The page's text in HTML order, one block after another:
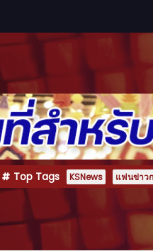
Top Tags KSNews แฟนข่าว